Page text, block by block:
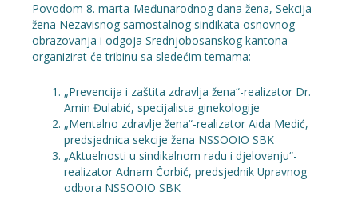
Povodom 8. marta-Međunarodnog dana žena, Sekcija
žena Nezavisnog samostalnog sindikata osnovnog
obrazovanja i odgoja Srednjobosanskog kantona
organizirat će tribinu sa sledećim temama:
„Prevencija i zaštita zdravlja žena“-realizator Dr.
Amin Đulabić, specijalista ginekologije
„Mentalno zdravlje žena“-realizator Aida Medić,
predsjednica sekcije žena NSSOOIO SBK
„Aktuelnosti u sindikalnom radu i djelovanju“-
realizator Adnam Čorbić, predsjednik Upravnog
odbora NSSOOIO SBK